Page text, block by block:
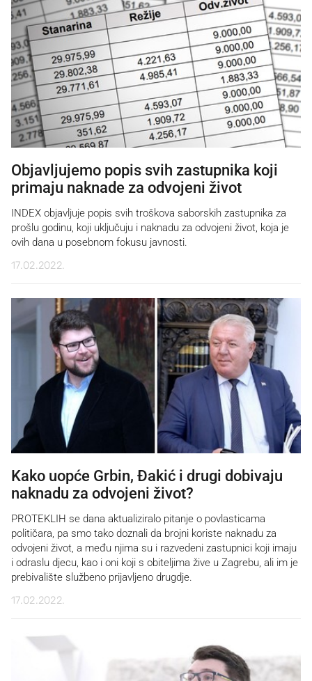
Objavljujemo popis svih zastupnika koji
primaju naknade za odvojeni život
INDEX objavljuje popis svih troškova saborskih zastupnika za
prošlu godinu, koji uključuju i naknadu za odvojeni život, koja je
ovih dana u posebnom fokusu javnosti.
17.02.2022.
Kako uopće Grbin, Đakić i drugi dobivaju
naknadu za odvojeni život?
PROTEKLIH se dana aktualiziralo pitanje o povlasticama
političara, pa smo tako doznali da brojni koriste naknadu za
odvojeni život, a među njima su i razvedeni zastupnici koji imaju
i odraslu djecu, kao i oni koji s obiteljima žive u Zagrebu, ali im je
prebivalište službeno prijavljeno drugdje.
17.02.2022.